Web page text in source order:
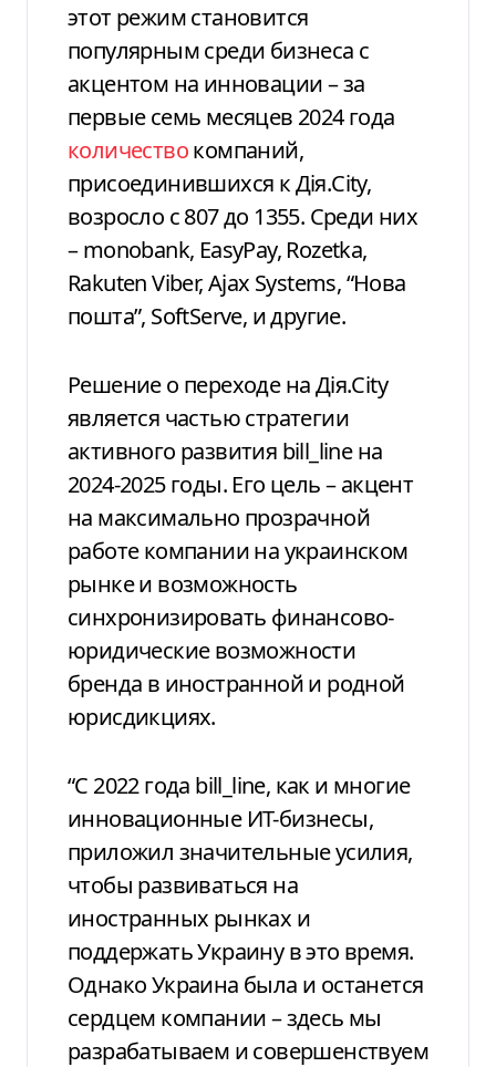
этот режим становится
популярным среди бизнеса с
акцентом на инновации – за
первые семь месяцев 2024 года
количествокомпаний,
присоединившихся к Дія.City,
возросло с 807 до 1355. Среди них
– monobank, EasyPay, Rozetka,
Rakuten Viber, Ajax Systems, “Нова
пошта”, SoftServe, и другие.
Решение о переходе на Дія.City
является частью стратегии
активного развития bill_line на
2024-2025 годы. Его цель – акцент
на максимально прозрачной
работе компании на украинском
рынке и возможность
синхронизировать финансово-
юридические возможности
бренда в иностранной и родной
юрисдикциях.
“С 2022 года bill_line, как и многие
инновационные ИТ-бизнесы,
приложил значительные усилия,
чтобы развиваться на
иностранных рынках и
поддержать Украину в это время.
Однако Украина была и останется
сердцем компании – здесь мы
разрабатываем и совершенствуем